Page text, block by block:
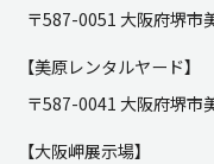
〒587-0051 大阪府堺市
【美原レンタルヤード】
〒587-0041 大阪府堺市
【大阪岬展示場】